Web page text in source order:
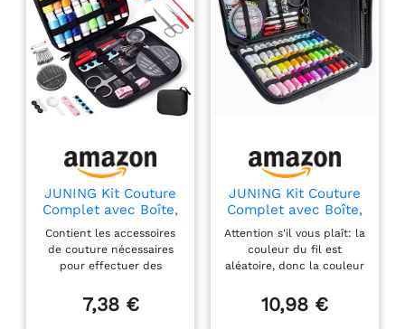
JUNING Kit Couture
Complet avec Boîte,
Premium Couture
Accessoires, Set de
Couture pour Voyage
Famille Maison,
Travail et à
Contient les accessoires
de couture nécessaires
pour effectuer des
aiguilles, fils, ciseaux,
boutons cachés, outils
7,38 €
JUNING Kit Couture
Complet avec Boîte,
Premium Couture
Accessoires, Set de
Couture pour Voyage
Famille Maison,
Travail et à
Attention s'il vous plaît: la
couleur du fil est
aléatoire, donc la couleur
recevez peut ne pas être
la même que l'image.
10,98 €